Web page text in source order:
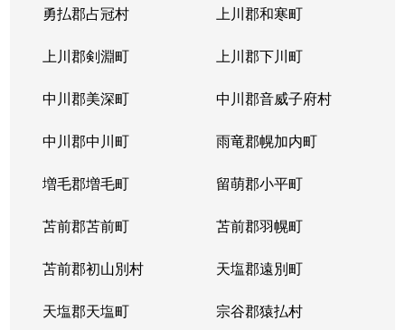
勇払郡占冠村 上川郡和寒町
上川郡剣淵町 上川郡下川町
中川郡美深町 中川郡音威子府村
中川郡中川町 雨竜郡幌加内町
増毛郡増毛町 留萌郡小平町
苫前郡苫前町 苫前郡羽幌町
苫前郡初山別村 天塩郡遠別町
天塩郡天塩町 宗谷郡猿払村